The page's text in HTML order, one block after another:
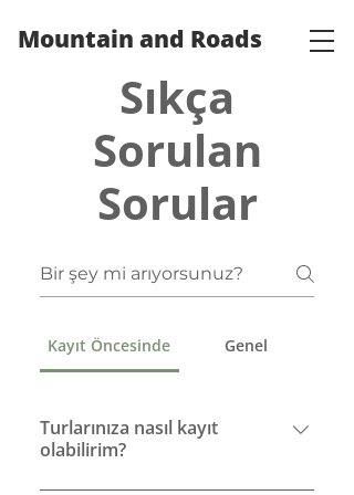
Mountain and Roads
Sıkça
Sorulan
Sorular
Kayıt Öncesinde Genel
Turlarınıza nasıl kayıt
olabilirim?